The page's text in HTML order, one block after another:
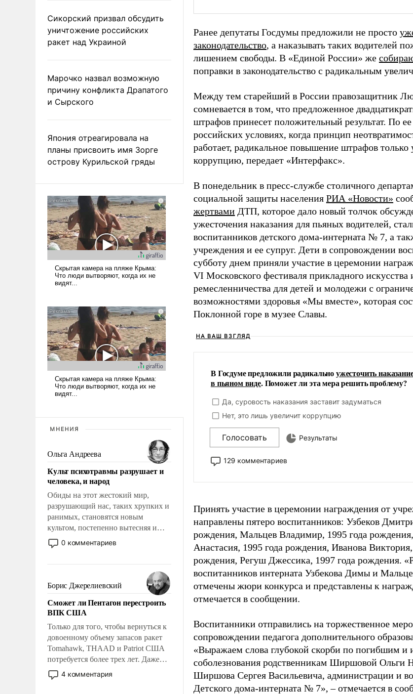
Сикорский призвал обсудить
уничтожение российских
ракет над Украиной
Марочко назвал возможную
причину конфликта Драпатого
и Сырского
Япония отреагировала на
планы присвоить имя Зорге
острову Курильской гряды
МНЕНИЯ
Ольга Андреева
Культ психотравмы разрушает и
человека, и народ
Обиды на этот жестокий мир,
разрушающий нас, таких хрупких и
ранимых, становятся новым
культом, постепенно вытесняя и
отменяя традиционное требование к
человеку – быть мужественным и
на себя ответственность, помогать
слабым, идти вперед и
адаптироваться.
0 комментариев
Борис Джерелиевский
Сможет ли Пентагон перестроить
ВПК США
Только для того, чтобы вернуться к
довоенному объему запасов ракет
Tomahawk, THAAD и Patriot США
потребуется более трех лет. Даже
небольшая война с Ираном
опустошила американские
4 комментария
Ранее депутаты Госдумы предложили не просто
законодательство, а наказывать таких водителей
лишением свободы. В «Единой России» же
поправки в законодательство с радикальным
Между тем старейший в России правозащитник
сомневается в том, что предложенное
штрафов принесет положительный результат. По
российских условиях, когда принцип
работает, радикальное повышение штрафов только
коррупцию, передает «Интерфакс».
В понедельник в пресс-службе столичного
социальной защиты населения РИА «Новости»
жертвами ДТП, которое дало новый толчок
ужесточения наказания для пьяных водителей,
воспитанников детского дома-интерната № 7, а
учреждения и ее супруг. Дети в сопровождении
субботу днем приняли участие в церемонии
VI Московского фестиваля прикладного искусства
ремесленничества для детей и молодежи с
возможностями здоровья «Мы вместе», которая
Поклонной горе в музее Славы.
НА ВАШ ВЗГЛЯД
В Госдуме предложили радикальноужесточить
в пьяном виде. Поможет ли эта мера решить проблему?
Да, суровость наказания заставит задуматься
Нет, это лишь увеличит коррупцию
Голосовать Результаты
129 комментариев
Принять участие в церемонии награждения от
направлены пятеро воспитанников: Узбеков
рождения, Мальцев Владимир, 1995 года
Анастасия, 1995 года рождения, Иванова
рождения, Регуш Джессика, 1997 года рождения.
воспитанников интерната Узбекова Димы и
отмечены жюри конкурса и представлены к
отмечается в сообщении.
Воспитанники отправились на торжественное
сопровождении педагога дополнительного
«Выражаем слова глубокой скорби по погибшим и
соболезнования родственникам Ширшовой Ольги
Ширшова Сергея Васильевича, администрации и
Детского дома-интерната № 7», – отмечается в